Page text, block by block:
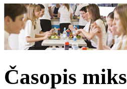
Časopis miks